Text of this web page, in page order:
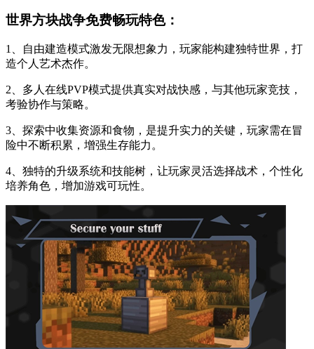
世界方块战争免费畅玩特色：
1、自由建造模式激发无限想象力，玩家能构建独特世界，打
造个人艺术杰作。
2、多人在线PVP模式提供真实对战快感，与其他玩家竞技，
考验协作与策略。
3、探索中收集资源和食物，是提升实力的关键，玩家需在冒
险中不断积累，增强生存能力。
4、独特的升级系统和技能树，让玩家灵活选择战术，个性化
培养角色，增加游戏可玩性。